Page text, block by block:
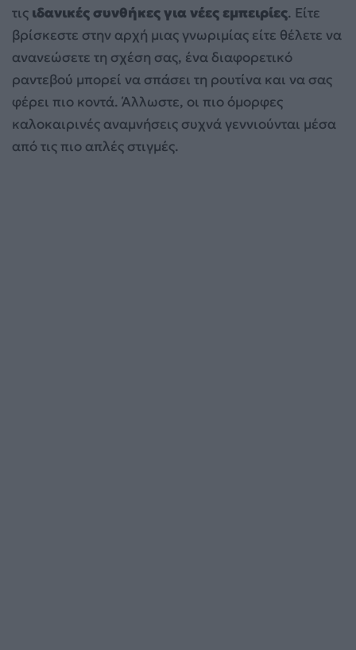
τις ιδανικές συνθήκες για νέες εμπειρίες. Είτε
βρίσκεστε στην αρχή μιας γνωριμίας είτε θέλετε να
ανανεώσετε τη σχέση σας, ένα διαφορετικό
ραντεβού μπορεί να σπάσει τη ρουτίνα και να σας
φέρει πιο κοντά. Άλλωστε, οι πιο όμορφες
καλοκαιρινές αναμνήσεις συχνά γεννιούνται μέσα
από τις πιο απλές στιγμές.